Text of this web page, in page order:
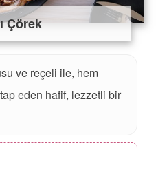
Çörek
ve reçeli ile, hem
eden hafif, lezzetli bir